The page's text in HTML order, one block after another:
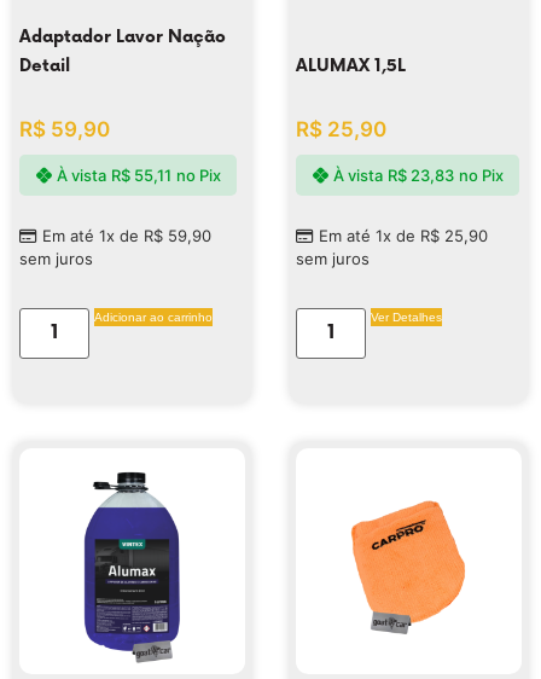
Adaptador Lavor Nação
Detail
R$ 59,90
Em até 1x de R$ 59,90
sem juros
À vista R$55,11 no Pix
Adicionar ao carrinho
ALUMAX 1,5L
R$ 25,90
Em até 1x de R$ 25,90
sem juros
À vista R$23,83 no Pix
Ver Detalhes